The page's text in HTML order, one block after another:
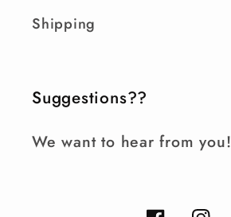
Shipping
Suggestions??
We want to hear from you!